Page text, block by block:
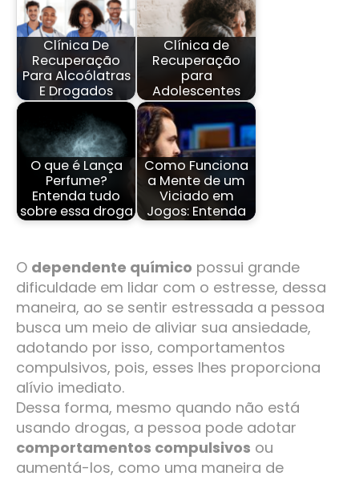
Clínica De
Recuperação
Para Alcoólatras
E Drogados
Clínica de
Recuperação
para
Adolescentes
O que é Lança
Perfume?
Entenda tudo
sobre essa droga
Como Funciona
a Mente de um
Viciado em
Jogos: Entenda
O dependente químico possui grande
dificuldade em lidar com o estresse, dessa
maneira, ao se sentir estressada a pessoa
busca um meio de aliviar sua ansiedade,
adotando por isso, comportamentos
compulsivos, pois, esses lhes proporciona
alívio imediato.
Dessa forma, mesmo quando não está
usando drogas, a pessoa pode adotar
comportamentos compulsivos ou
aumentá-los, como uma maneira de